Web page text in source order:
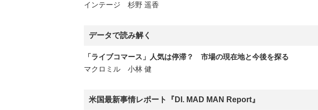
インテージ 杉野 遥香
データで読み解く
「ライブコマース」人気は停滞？ 市場の現在地と今後を探る
マクロミル 小林 健
米国最新事情レポート『DI. MAD MAN Report』